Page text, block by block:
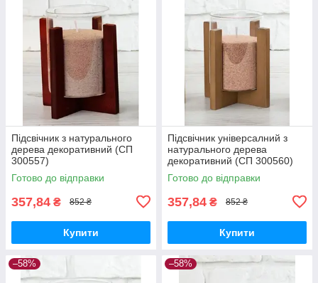
Підсвічник з натурального
дерева декоративний (СП
300557)
Готово до відправки
357,84 ₴ 852 ₴
Купити
Підсвічник універсалний з
натурального дерева
декоративний (СП 300560)
Готово до відправки
357,84 ₴ 852 ₴
Купити
–58% –58%